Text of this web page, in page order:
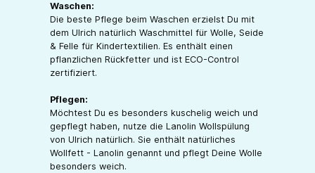
Waschen:
Die beste Pflege beim Waschen erzielst Du mit
dem Ulrich natürlich Waschmittel für Wolle, Seide
& Felle für Kindertextilien. Es enthält einen
pflanzlichen Rückfetter und ist ECO-Control
zertifiziert.
Pflegen:
Möchtest Du es besonders kuschelig weich und
gepflegt haben, nutze die Lanolin Wollspülung
von Ulrich natürlich. Sie enthält natürliches
Wollfett - Lanolin genannt und pflegt Deine Wolle
besonders weich.